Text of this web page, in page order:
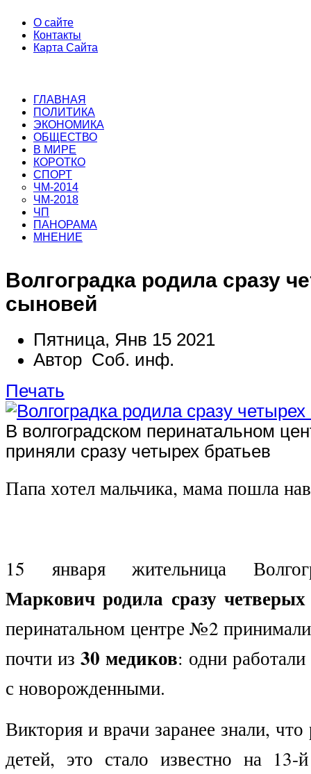
О сайте
Контакты
Карта Сайта
ГЛАВНАЯ
ПОЛИТИКА
ЭКОНОМИКА
ОБЩЕСТВО
В МИРЕ
КОРОТКО
СПОРТ
ЧМ-2014
ЧМ-2018
ЧП
ПАНОРАМА
МНЕНИЕ
Волгоградка родила сразу
сыновей
Пятница, Янв 15 2021
Автор Соб. инф.
Печать
В волгоградском перинатальном
приняли сразу четырех братьев
Папа хотел мальчика, мама пошла
15 января жительница
Маркович родила сразу
перинатальном центре №2
почти из 30 медиков: одни
с новорожденными.
Виктория и врачи заранее знали, что
детей, это стало известно на